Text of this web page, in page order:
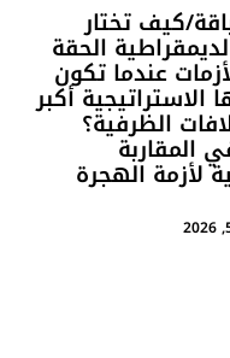
كيف تختار
الحقة
عندما تكون
الاستراتيجية أكبر
الظرفية؟
المقاربة
لأزمة الهجرة